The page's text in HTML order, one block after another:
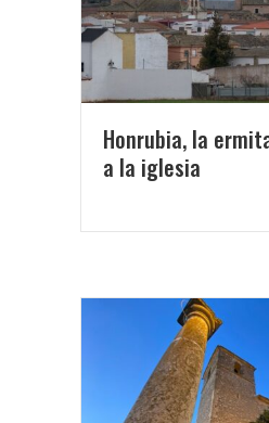
Honrubia, la
a la iglesia